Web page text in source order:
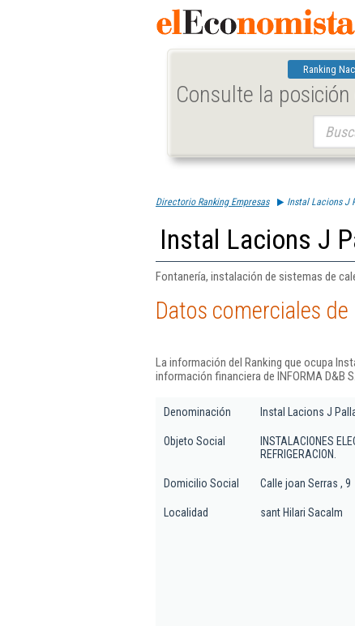
Ranking
Consulte la
Directorio Ranking Empresas Instal Lacions J
Instal Lacions J
Fontanería, instalación de sistemas de
Datos comerciales
La información del Ranking que ocupa
información financiera de INFORMA D&B
Denominación Instal Lacions J
Objeto Social
INSTALACIONES
REFRIGERACION.
Domicilio Social Calle joan Serras , 9
Localidad sant Hilari Sacalm